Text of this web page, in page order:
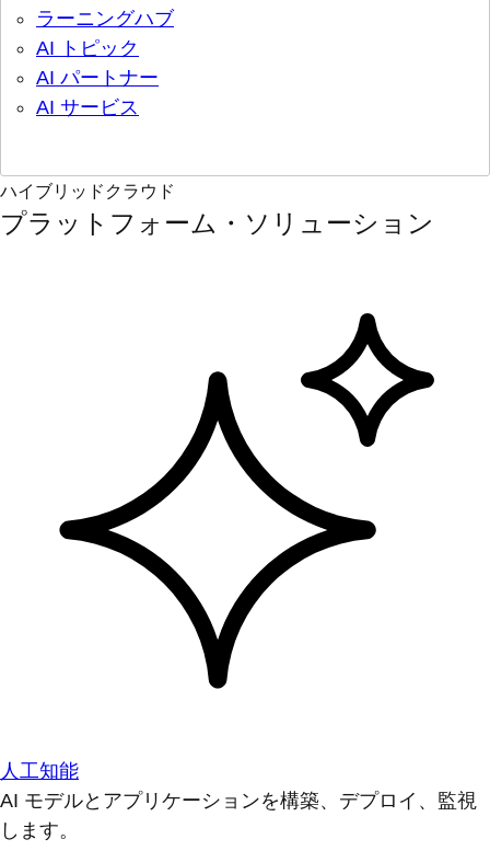
ラーニングハブ
AI トピック
AI パートナー
AI サービス
ハイブリッドクラウド
プラットフォーム・ソリューション
人工知能
AI モデルとアプリケーションを構築、デプロイ、監視
します。